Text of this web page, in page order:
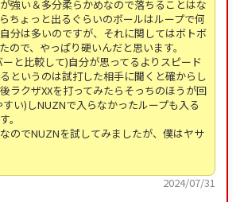
強い＆多分柔らかめなので落ちることはな
ちょっと出るぐらいのボールはループで何
分は多いのですが、それに関してはボトボ
ので、やっぱり硬いんだと思います。
と比較して)自分が思ってるよりスピード
というのは試打した相手に聞くと確からし
ラクザXXを打ってみたらそっちのほうが回
い)しNUZNで入らなかったループも入る
。
のでNUZNを試してみましたが、僕はヤサ
2024/07/31